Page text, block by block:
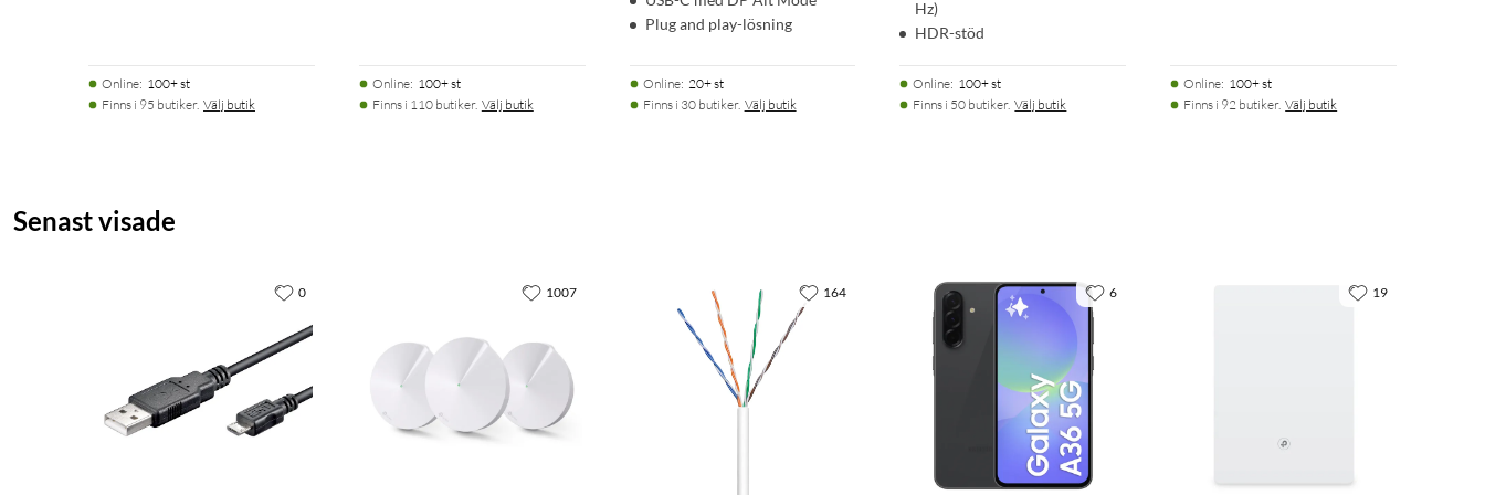
Online: 100+ st
Finns i 95 butiker. Välj butik
Online: 100+ st
Finns i 110 butiker. Välj butik
Plug and play-lösning
Online: 20+ st
Finns i 30 butiker. Välj butik
Hz)
HDR-stöd
Online: 100+ st
Finns i 50 butiker. Välj butik
Online: 100+ st
Finns i 92 butiker. Välj butik
Senast visade
0 1007 164 6 19